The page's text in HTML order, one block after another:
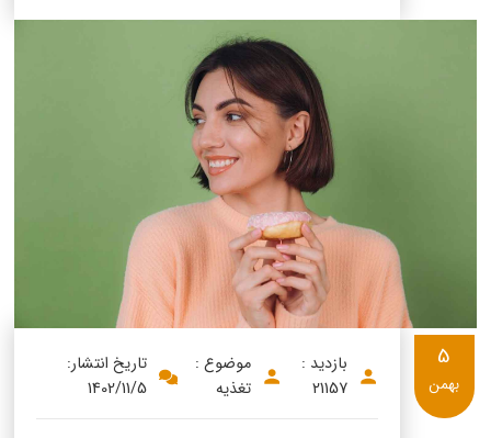
بازدید :
21157
موضوع :
تغذیه
تاریخ انتشار:
1402/11/5
5
بهمن